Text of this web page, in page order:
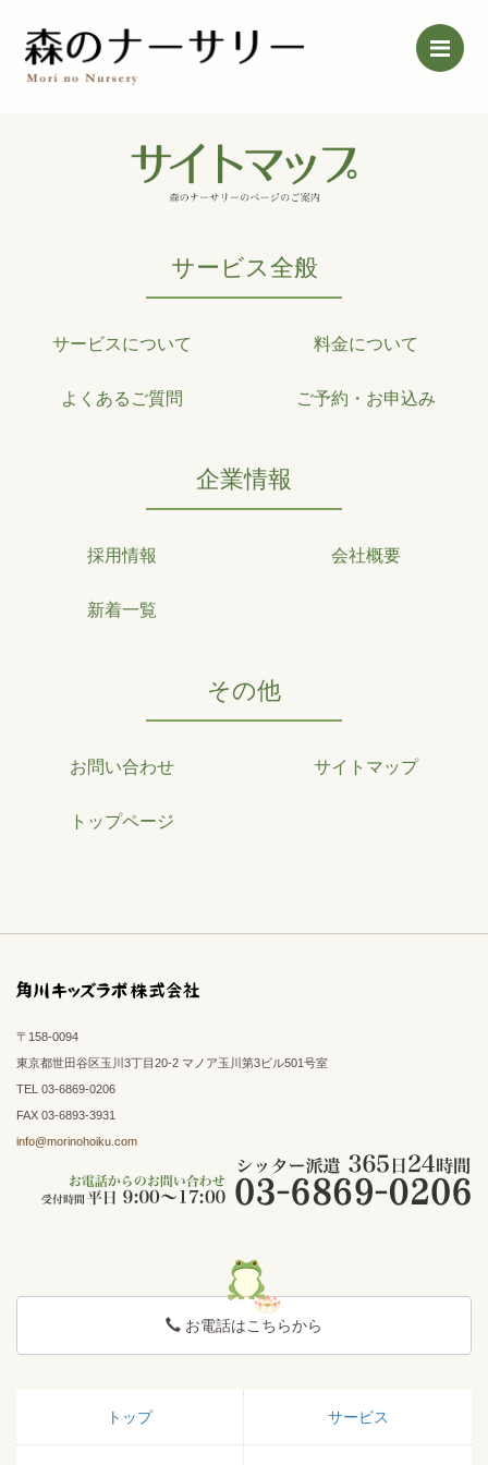
サービス全般
サービスについて 料金について
よくあるご質問 ご予約・お申込み
企業情報
採用情報 会社概要
新着一覧
その他
お問い合わせ サイトマップ
トップページ
〒158-0094
東京都世田谷区玉川3丁目20-2 マノア玉川第3ビル501号室
TEL 03-6869-0206
FAX 03-6893-3931
info@morinohoiku.com
お電話はこちらから
トップ サービス